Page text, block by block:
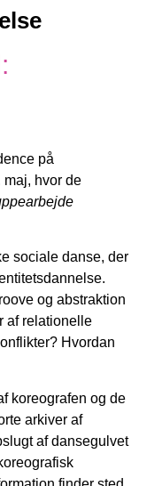
på
maj, hvor de
sociale danse, der
og abstraktion
af relationelle
Hvordan
koreografen og de
arkiver af
af dansegulvet